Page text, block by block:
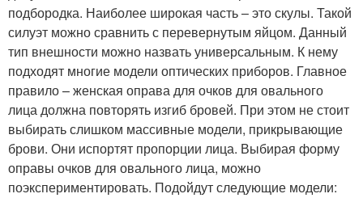
подбородка. Наиболее широкая часть – это скулы. Такой
силуэт можно сравнить с перевернутым яйцом. Данный
тип внешности можно назвать универсальным. К нему
подходят многие модели оптических приборов. Главное
правило – женская оправа для очков для овального
лица должна повторять изгиб бровей. При этом не стоит
выбирать слишком массивные модели, прикрывающие
брови. Они испортят пропорции лица. Выбирая форму
оправы очков для овального лица, можно
поэкспериментировать. Подойдут следующие модели: